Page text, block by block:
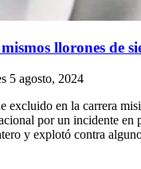
llorones de
5 agosto, 2024
excluido en la carrera
por un incidente en
y explotó contra